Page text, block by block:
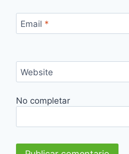
Email *
Website
No completar